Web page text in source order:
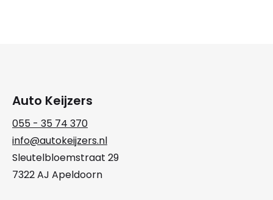
Auto Keijzers
055 - 35 74 370
info@autokeijzers.nl
Sleutelbloemstraat 29
7322 AJ Apeldoorn